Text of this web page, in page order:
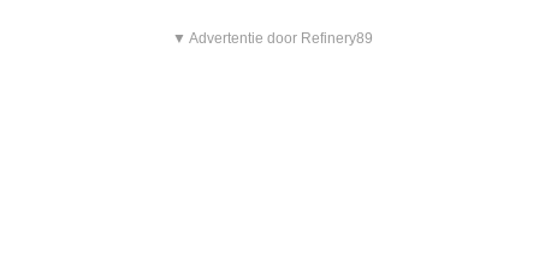
▼ Advertentie door Refinery89